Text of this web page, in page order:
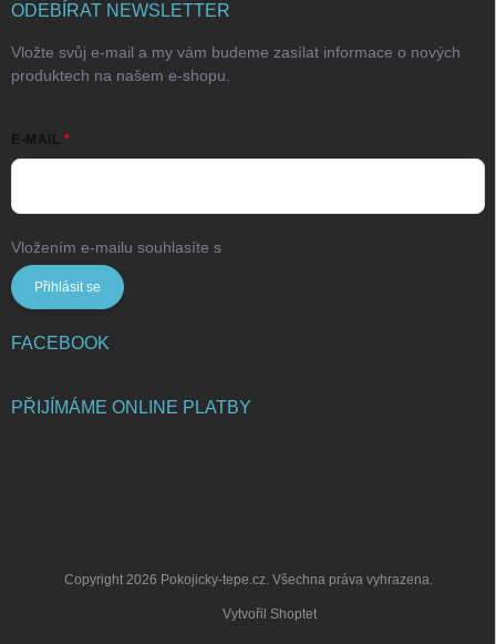
ODEBÍRAT NEWSLETTER
Vložte svůj e-mail a my vám budeme zasílat informace o nových
produktech na našem e-shopu.
E-MAIL
Vložením e-mailu souhlasíte s
Přihlásit se
FACEBOOK
PŘIJÍMÁME ONLINE PLATBY
Vytvořil Shoptet
Copyright 2026 Pokojicky-tepe.cz. Všechna práva vyhrazena.